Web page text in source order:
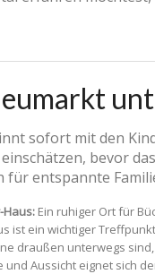
sofort mit den
bevor
für entspannte
Ein ruhiger Ort für
ist ein wichtiger
draußen unterwegs
und Aussicht eignet sich